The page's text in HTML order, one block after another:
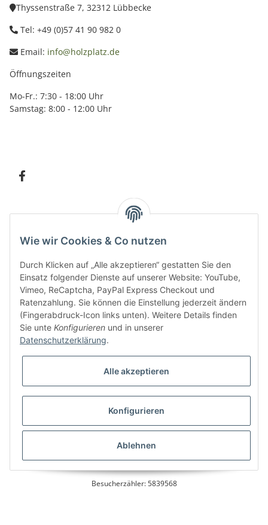
Thyssenstraße 7, 32312 Lübbecke
Tel: +49 (0)57 41 90 982 0
Email: info@holzplatz.de
Öffnungszeiten
Mo-Fr.: 7:30 - 18:00 Uhr
Samstag: 8:00 - 12:00 Uhr
Bitte senden Sie mir entsprechend IhrerDatenschutzerklärungregelmäßig und
jederzeit widerruflich Informationen zu Ihrem Produktsortiment per E-Mail zu.
* Alle Preise inkl. gesetzlicher USt., zzgl.
Besucherzähler: 5839568
Wie wir Cookies & Co nutzen
Durch Klicken auf „Alle akzeptieren“ gestatten Sie den
Einsatz folgender Dienste auf unserer Website: YouTube,
Vimeo, ReCaptcha, PayPal Express Checkout und
Ratenzahlung. Sie können die Einstellung jederzeit ändern
(Fingerabdruck-Icon links unten). Weitere Details finden
Sie unte Konfigurieren und in unserer
Datenschutzerklärung.
Alle akzeptieren
Konfigurieren
Ablehnen